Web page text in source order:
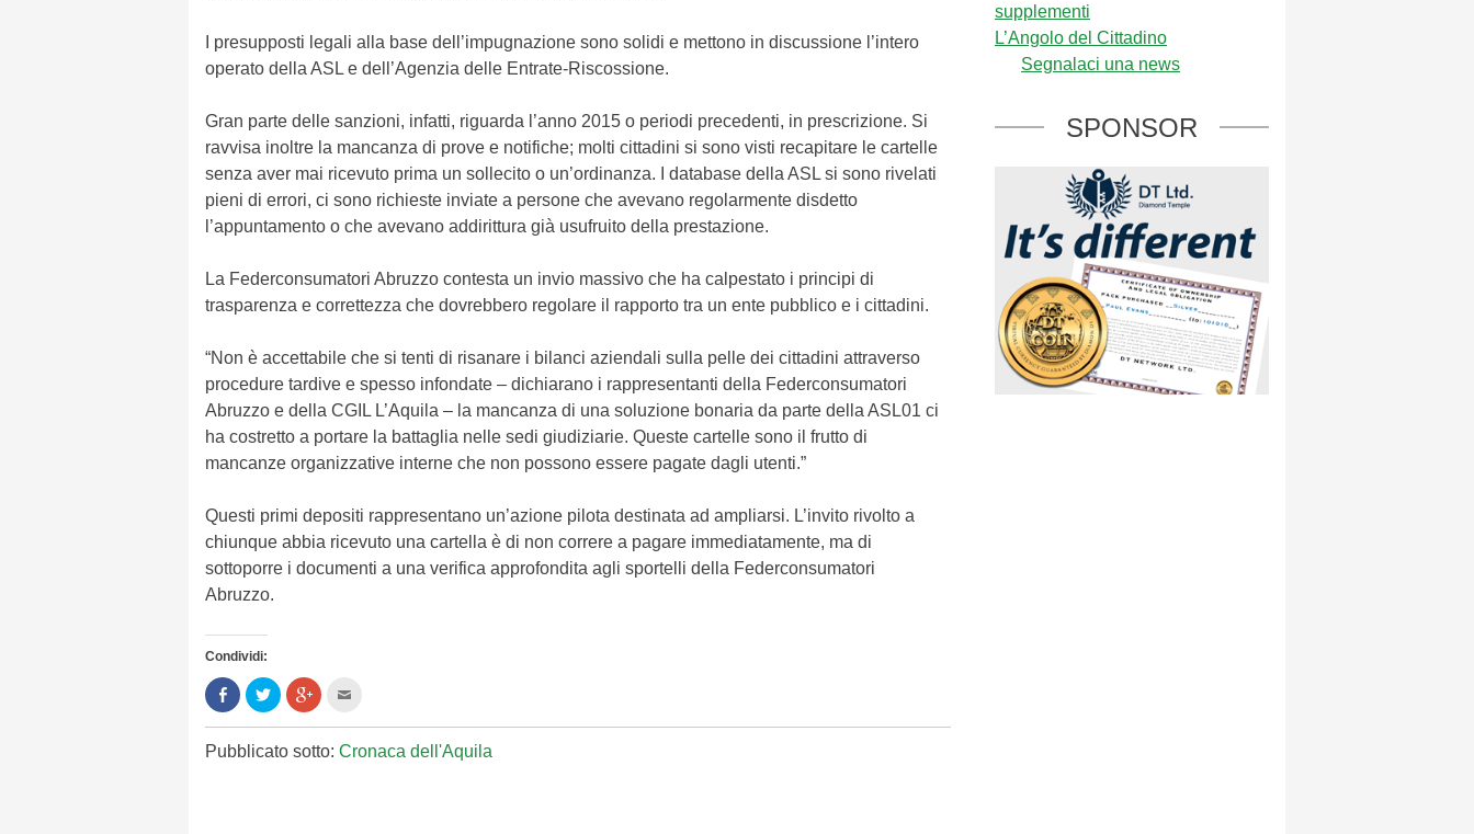
I presupposti legali alla base dell’impugnazione sono solidi e mettono in discussione l’intero
operato della ASL e dell’Agenzia delle Entrate-Riscossione.
Gran parte delle sanzioni, infatti, riguarda l’anno 2015 o periodi precedenti, in prescrizione. Si
ravvisa inoltre la mancanza di prove e notifiche; molti cittadini si sono visti recapitare le cartelle
senza aver mai ricevuto prima un sollecito o un’ordinanza. I database della ASL si sono rivelati
pieni di errori, ci sono richieste inviate a persone che avevano regolarmente disdetto
l’appuntamento o che avevano addirittura già usufruito della prestazione.
La Federconsumatori Abruzzo contesta un invio massivo che ha calpestato i principi di
trasparenza e correttezza che dovrebbero regolare il rapporto tra un ente pubblico e i cittadini.
“Non è accettabile che si tenti di risanare i bilanci aziendali sulla pelle dei cittadini attraverso
procedure tardive e spesso infondate – dichiarano i rappresentanti della Federconsumatori
Abruzzo e della CGIL L’Aquila – la mancanza di una soluzione bonaria da parte della ASL01 ci
ha costretto a portare la battaglia nelle sedi giudiziarie. Queste cartelle sono il frutto di
mancanze organizzative interne che non possono essere pagate dagli utenti.”
Questi primi depositi rappresentano un’azione pilota destinata ad ampliarsi. L’invito rivolto a
chiunque abbia ricevuto una cartella è di non correre a pagare immediatamente, ma di
sottoporre i documenti a una verifica approfondita agli sportelli della Federconsumatori
Abruzzo.
Condividi:
Condividi
su
Facebook
(Si
apre
in
Clicca
per
condividere
su
Twitter
(Si
Clicca
per
su
Google+
(Si
l'articolo
via
mail
Pubblicato sotto: Cronaca dell'Aquila
supplementi
L’Angolo del Cittadino
Segnalaci una news
SPONSOR